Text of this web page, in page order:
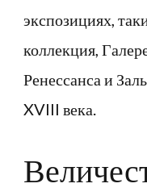
экспозициях,
коллекция,
Ренессанса и
XVIII века.